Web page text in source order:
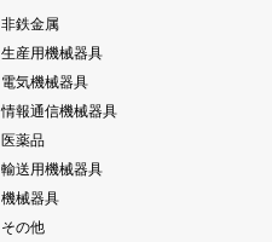
非鉄金属
生産用機械器具
電気機械器具
情報通信機械器具
医薬品
輸送用機械器具
機械器具
その他